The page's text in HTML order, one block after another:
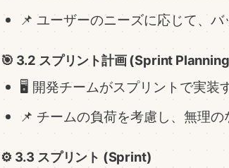
📌 ユーザーのニーズに応じて、バ
🎯 3.2 スプリント計画 (Sprint
🖥️ 開発チームがスプリントで実装
📌 チームの負荷を考慮し、無理の
⚙️ 3.3 スプリント (Sprint)